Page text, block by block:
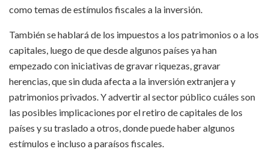
como temas de estímulos fiscales a la inversión.
También se hablará de los impuestos a los patrimonios o a los
capitales, luego de que desde algunos países ya han
empezado con iniciativas de gravar riquezas, gravar
herencias, que sin duda afecta a la inversión extranjera y
patrimonios privados. Y advertir al sector público cuáles son
las posibles implicaciones por el retiro de capitales de los
países y su traslado a otros, donde puede haber algunos
estímulos e incluso a paraísos fiscales.